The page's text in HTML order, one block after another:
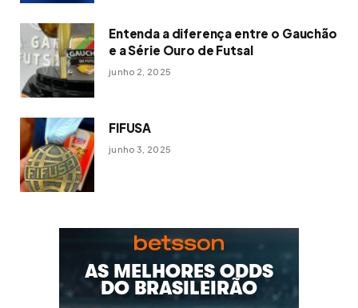
Entenda a diferença entre o Gauchão
e a Série Ouro de Futsal
junho 2, 2025
FIFUSA
junho 3, 2025